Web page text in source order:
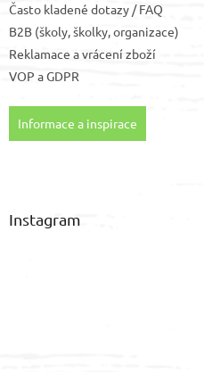
Často kladené dotazy / FAQ
B2B (školy, školky, organizace)
Reklamace a vrácení zboží
VOP aGDPR
Informace a inspirace
Instagram